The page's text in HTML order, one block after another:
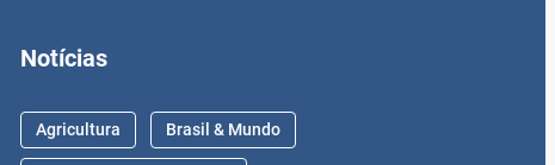
Notícias
Agricultura Brasil & Mundo